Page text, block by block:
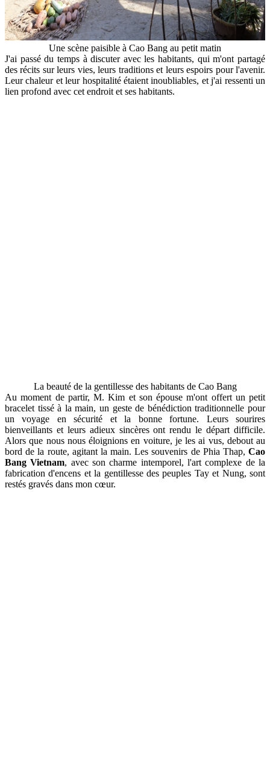
Une scène paisible à Cao Bang au petit matin
J'ai passé du temps à discuter avec les habitants, qui m'ont partagé
des récits sur leurs vies, leurs traditions et leurs espoirs pour l'avenir.
Leur chaleur et leur hospitalité étaient inoubliables, et j'ai ressenti un
lien profond avec cet endroit et ses habitants.
La beauté de la gentillesse des habitants de Cao Bang
Au moment de partir, M. Kim et son épouse m'ont offert un petit
bracelet tissé à la main, un geste de bénédiction traditionnelle pour
un voyage en sécurité et la bonne fortune. Leurs sourires
bienveillants et leurs adieux sincères ont rendu le départ difficile.
Alors que nous nous éloignions en voiture, je les ai vus, debout au
bord de la route, agitant la main. Les souvenirs de Phia Thap, Cao
Bang Vietnam, avec son charme intemporel, l'art complexe de la
fabrication d'encens et la gentillesse des peuples Tay et Nung, sont
restés gravés dans mon cœur.